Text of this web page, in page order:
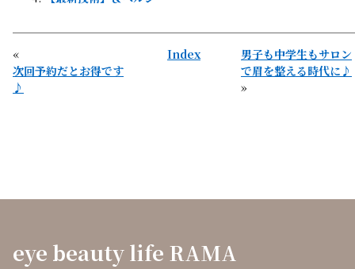
«
次回予約だとお得です
♪
Index
男子も中学生もサロン
で眉を整える時代に♪
»
eye beauty life RAMA